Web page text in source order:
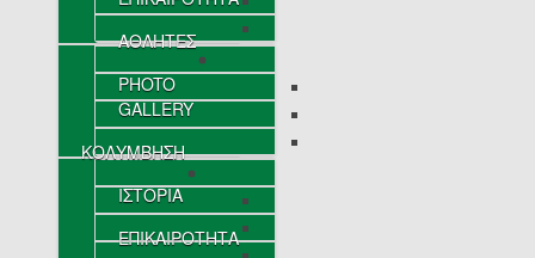
ΑΘΛΗΤΕΣ
PHOTO
GALLERY
ΚΟΛΥΜΒΗΣΗ
ΙΣΤΟΡΙΑ
ΕΠΙΚΑΙΡΟΤΗΤΑ